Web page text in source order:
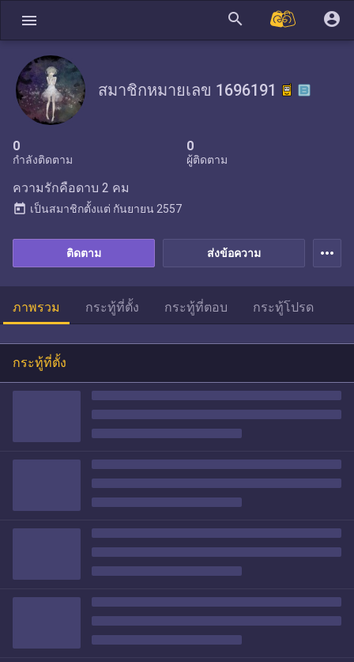
menu search account_circle
สมาชิกหมายเลข 1696191
0
กำลังติดตาม
0
ผู้ติดตาม
ส่งข้อความ
ติดตาม
ความรักคือดาบ 2 คม
today เป็นสมาชิกตั้งแต่ กันยายน 2557
more_horiz
ภาพรวม กระทู้ที่ตั้ง กระทู้ที่ตอบ กระทู้โปรด
กระทู้ที่ตั้ง